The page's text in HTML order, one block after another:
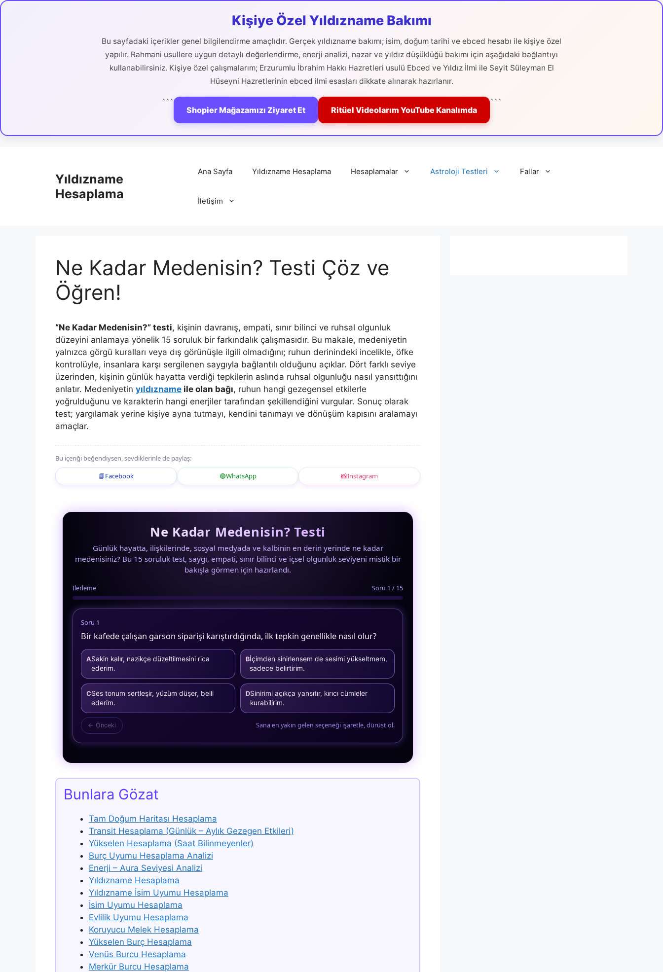
Kişiye Özel Yıldızname Bakımı
Bu sayfadaki içerikler genel bilgilendirme amaçlıdır. Gerçek yıldızname bakımı; isim, doğum tarihi ve ebced hesabı ile kişiye özel
yapılır. Rahmani usullere uygun detaylı değerlendirme, enerji analizi, nazar ve yıldız düşüklüğü bakımı için aşağıdaki bağlantıyı
kullanabilirsiniz. Kişiye özel çalışmalarım; Erzurumlu İbrahim Hakkı Hazretleri usulü Ebced ve Yıldız İlmi ile Seyit Süleyman El
Hüseyni Hazretlerinin ebced ilmi esasları dikkate alınarak hazırlanır.
```
Shopier Mağazamızı Ziyaret Et Ritüel Videolarım YouTube Kanalımda
```
Yıldızname
Hesaplama
Ana Sayfa Yıldızname Hesaplama Hesaplamalar Astroloji Testleri Fallar
İletişim
Ne Kadar Medenisin? Testi Çöz ve
Öğren!
“Ne Kadar Medenisin?” testi, kişinin davranış, empati, sınır bilinci ve ruhsal olgunluk
düzeyini anlamaya yönelik 15 soruluk bir farkındalık çalışmasıdır. Bu makale, medeniyetin
yalnızca görgü kuralları veya dış görünüşle ilgili olmadığını; ruhun derinindeki incelikle, öfke
kontrolüyle, insanlara karşı sergilenen saygıyla bağlantılı olduğunu açıklar. Dört farklı seviye
üzerinden, kişinin günlük hayatta verdiği tepkilerin aslında ruhsal olgunluğu nasıl yansıttığını
anlatır. Medeniyetin yıldızname ile olan bağı, ruhun hangi gezegensel etkilerle
yoğrulduğunu ve karakterin hangi enerjiler tarafından şekillendiğini vurgular. Sonuç olarak
test; yargılamak yerine kişiye ayna tutmayı, kendini tanımayı ve dönüşüm kapısını aralamayı
amaçlar.
Bu içeriği beğendiysen, sevdiklerinle de paylaş:
📘Facebook 🟢WhatsApp 📸Instagram
Ne Kadar Medenisin? Testi
Günlük hayatta, ilişkilerinde, sosyal medyada ve kalbinin en derin yerinde ne kadar
medenisiniz? Bu 15 soruluk test, saygı, empati, sınır bilinci ve içsel olgunluk seviyeni mistik bir
bakışla görmen için hazırlandı.
İlerleme Soru 1 / 15
Soru 1
Bir kafede çalışan garson siparişi karıştırdığında, ilk tepkin genellikle nasıl olur?
ASakin kalır, nazikçe düzeltilmesini rica
ederim.
Bİçimden sinirlensem de sesimi yükseltmem,
sadece belirtirim.
CSes tonum sertleşir, yüzüm düşer, belli
ederim.
DSinirimi açıkça yansıtır, kırıcı cümleler
kurabilirim.
← Önceki Sana en yakın gelen seçeneği işaretle, dürüst ol.
Bunlara Gözat
Tam Doğum Haritası Hesaplama
Transit Hesaplama (Günlük – Aylık Gezegen Etkileri)
Yükselen Hesaplama (Saat Bilinmeyenler)
Burç Uyumu Hesaplama Analizi
Enerji – Aura Seviyesi Analizi
Yıldızname Hesaplama
Yıldızname İsim Uyumu Hesaplama
İsim Uyumu Hesaplama
Evlilik Uyumu Hesaplama
Koruyucu Melek Hesaplama
Yükselen Burç Hesaplama
Venüs Burcu Hesaplama
Merkür Burcu Hesaplama